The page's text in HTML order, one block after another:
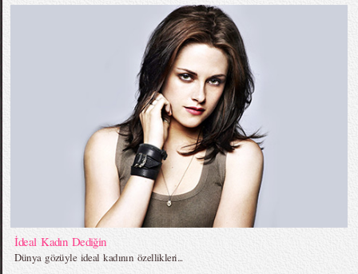
İdeal Kadın Dediğin
Dünya gözüyle ideal kadının özellikleri...